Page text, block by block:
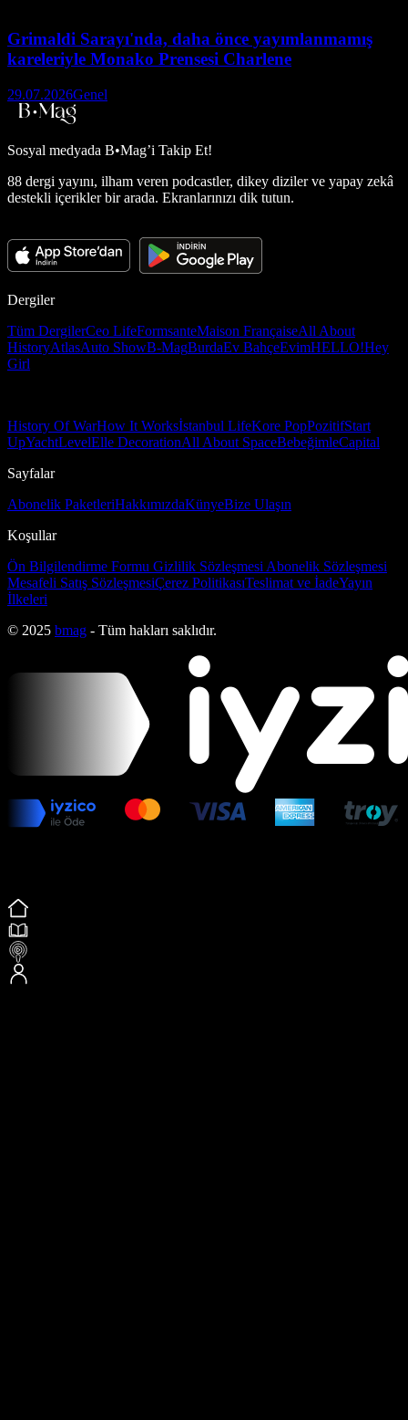
Grimaldi Sarayı'nda, daha önce yayımlanmamış
kareleriyle Monako Prensesi Charlene
29.07.2026Genel
Sosyal medyada B•Mag’i Takip Et!
88 dergi yayını, ilham veren podcastler, dikey diziler ve yapay zekâ
destekli içerikler bir arada. Ekranlarınızı dik tutun.
Dergiler
Tüm DergilerCeo LifeFormsanteMaison FrançaiseAll About
HistoryAtlasAuto ShowB-MagBurdaEv BahçeEvimHELLO!Hey
Girl
History Of WarHow It Worksİstanbul LifeKore PopPozitifStart
UpYachtLevelElle DecorationAll About SpaceBebeğimleCapital
Sayfalar
Abonelik PaketleriHakkımızdaKünyeBize Ulaşın
Koşullar
Ön Bilgilendirme Formu Gizlilik Sözleşmesi Abonelik Sözleşmesi
Mesafeli Satış SözleşmesiÇerez PolitikasıTeslimat ve İadeYayın
İlkeleri
© 2025 bmag - Tüm hakları saklıdır.